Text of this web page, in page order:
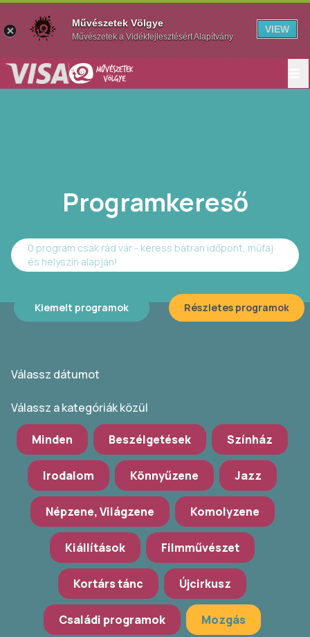
Programkereső
0 program csak rád vár - keress bátran időpont, műfaj
és helyszín alapján!
Kiemelt programok Részletes programok
Válassz dátumot
Válassz a kategóriák közül
Minden Beszélgetések Színház
Irodalom Könnyűzene Jazz
Népzene, Világzene Komolyzene
Kiállítások Filmművészet
Kortárs tánc Újcirkusz
Családi programok Mozgás
Művészetek Völgye
Művészetek a Vidékfejlesztésért Alapítvány
VIEW